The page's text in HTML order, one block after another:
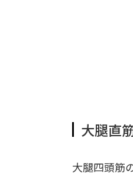
大腿直
大腿四頭筋